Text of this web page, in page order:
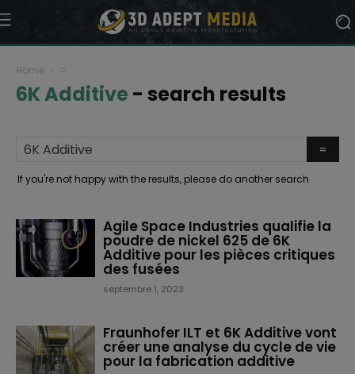
Home =
6K Additive - search results
If you're not happy with the results, please do another search
Agile Space Industries qualifie la
poudre de nickel 625 de 6K
Additive pour les pièces critiques
des fusées
septembre 1, 2023
Fraunhofer ILT et 6K Additive vont
créer une analyse du cycle de vie
pour la fabrication additive